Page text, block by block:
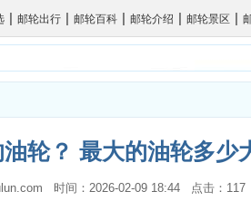
| 邮轮出行 | 邮轮百科 | 邮轮介绍 | 邮轮景区 |
轮？ 最大的油轮多少
时间：2026-02-09 18:44 点击：